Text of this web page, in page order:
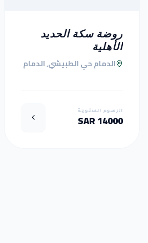
روضة سكة الحديد
الأهلية
الدمام حي الطبيشي, الدمام
الرسوم السنوية
14000 SAR